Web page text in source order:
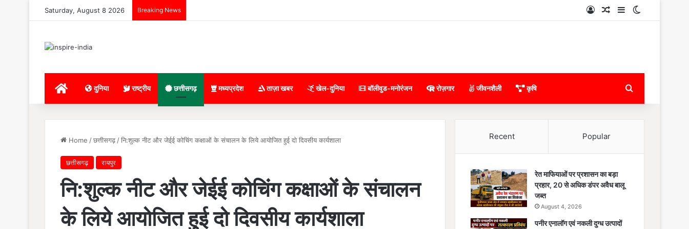
Saturday, August 8 2026 Breaking News Log InRandom Article
Sidebar
Home दुनिया राष्ट्रीय छत्तीसगढ़ मध्यप्रदेश ताज़ा खबर खेल-दुनिया बॉलीवुड-मनोरंजन रोज़गार जीवनशैली कृषि
Home /छत्तीसगढ़ /नि:शुल्क नीट और जेईई कोचिंग कक्षाओं के संचालन के लिये आयोजित हुई दो दिवसीय कार्यशाला
छत्तीसगढ़ रायपुर
नि:शुल्क नीट और जेईई कोचिंग कक्षाओं के संचालन
के लिये आयोजित हुई दो दिवसीय कार्यशाला
Recent Popular
रेत माफियाओं पर प्रशासन का बड़ा
प्रहार, 20 से अधिक डंपर अवैध बालू
जब्त
August 4, 2026
पनीर एनालॉग एवं नकली दुग्ध उत्पादों